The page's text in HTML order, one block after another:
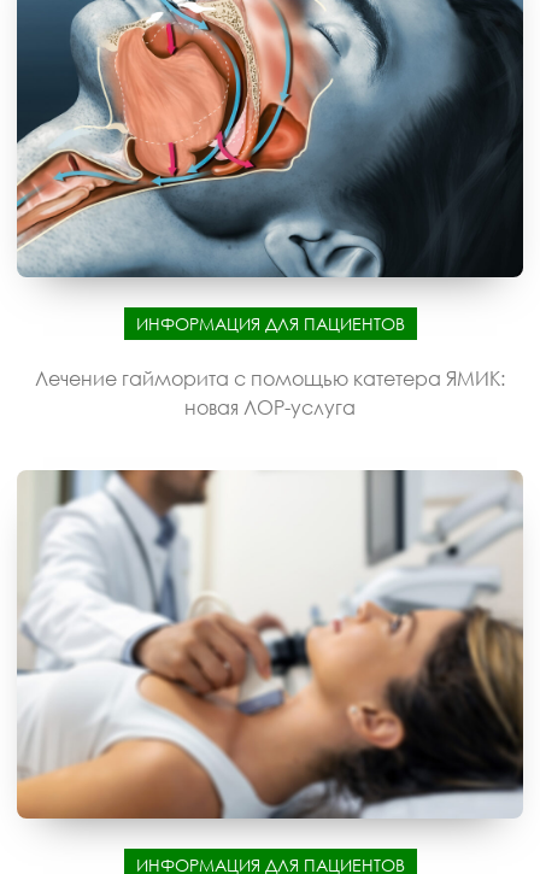
ИНФОРМАЦИЯ ДЛЯ ПАЦИЕНТОВ
Лечение гайморита с помощью катетера ЯМИК:
новая ЛОР-услуга
ИНФОРМАЦИЯ ДЛЯ ПАЦИЕНТОВ